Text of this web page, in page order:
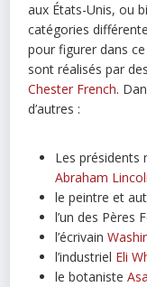
aux États-Unis, ou
catégories
pour figurer dans
sont réalisés par
Chester French.
d’autres :
Les présidents
Abraham
le peintre et
l’un des Pères
l’écrivain
l’industriel Eli
le botaniste